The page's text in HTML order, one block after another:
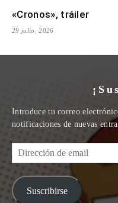
«Cronos», tráiler
29 julio, 2026
Introduce tu correo
notificaciones de nuevas
Dirección
de
email
Suscribirse